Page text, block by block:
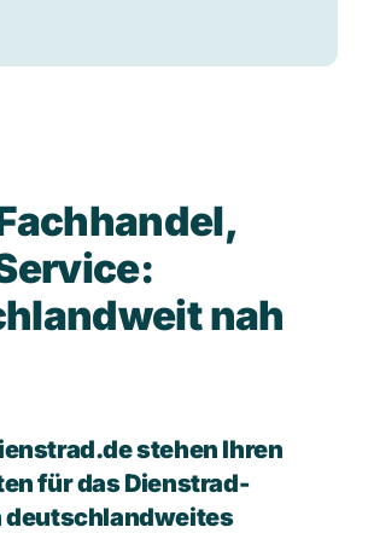
achhandel,
ervice:
hlandweitnah
stehen Ihren
für das Dienstrad-
deutschlandweites